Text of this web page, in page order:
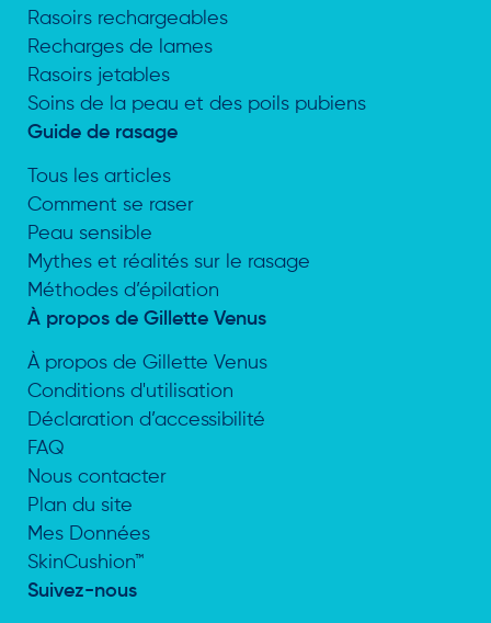
Rasoirs rechargeables
Recharges de lames
Rasoirs jetables
Soins de la peau et des poils pubiens
Guide de rasage
Tous les articles
Comment se raser
Peau sensible
Mythes et réalités sur le rasage
Méthodes d’épilation
À propos de Gillette Venus
À propos de Gillette Venus
Conditions d'utilisation
Déclaration d’accessibilité
FAQ
Nous contacter
Plan du site
Mes Données
SkinCushion™
Suivez-nous